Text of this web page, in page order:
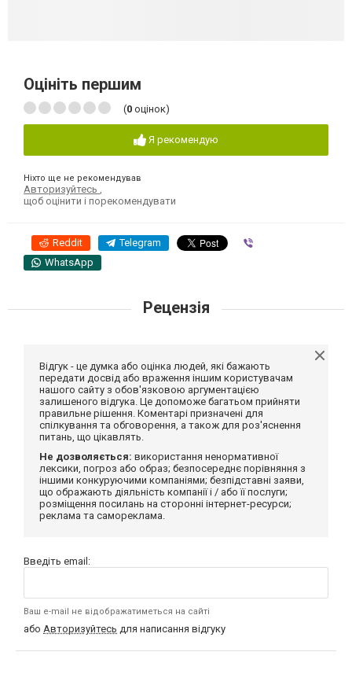
Оцініть першим
(0 оцінок)
Я рекомендую
Ніхто ще не рекомендував
Авторизуйтесь ,
щоб оцінити і порекомендувати
Reddit Telegram
WhatsApp
Рецензія
Відгук - це думка або оцінка людей, які бажають
передати досвід або враження іншим користувачам
нашого сайту з обов'язковою аргументацією
залишеного відгука. Це допоможе багатьом прийняти
правильне рішення. Коментарі призначені для
спілкування та обговорення, а також для роз'яснення
питань, що цікавлять.
Не дозволяється: використання ненормативної
лексики, погроз або образ; безпосереднє порівняння з
іншими конкуруючими компаніями; безпідставні заяви,
що ображають діяльність компанії і / або її послуги;
розміщення посилань на сторонні інтернет-ресурси;
реклама та самореклама.
Введіть email:
Ваш e-mail не відображатиметься на сайті
або Авторизуйтесь для написання відгуку